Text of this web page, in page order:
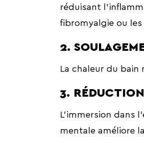
réduisant
fibromyalgie ou les
2.
La chaleur du bain
3.
L’immersion dans
mentale améliore